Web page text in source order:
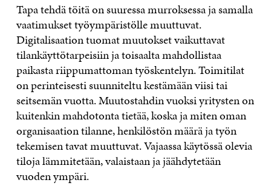
Tapa tehdä töitä on suuressa murroksessa ja samalla
vaatimukset työympäristölle muuttuvat.
Digitalisaation tuomat muutokset vaikuttavat
tilankäyttötarpeisiin ja toisaalta mahdollistaa
paikasta riippumattoman työskentelyn. Toimitilat
on perinteisesti suunniteltu kestämään viisi tai
seitsemän vuotta. Muutostahdin vuoksi yritysten on
kuitenkin mahdotonta tietää, koska ja miten oman
organisaation tilanne, henkilöstön määrä ja työn
tekemisen tavat muuttuvat. Vajaassa käytössä olevia
tiloja lämmitetään, valaistaan ja jäähdytetään
vuoden ympäri.